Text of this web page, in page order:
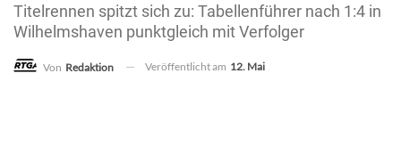
Titelrennen spitzt sich zu: Tabellenführer nach 1:4 in
Wilhelmshaven punktgleich mit Verfolger
Von Redaktion Veröffentlicht am 12. Mai